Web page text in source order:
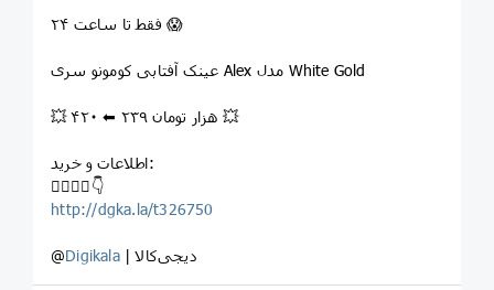
فقط تا ساعت ۲۴ 😱
⁣عينک آفتابی کومونو سری Alex مدل White Gold
💥 ۴۲۰ ⬅ ۲۳۹ هزار تومان 💥
اطلاعات و خرید:
⁣👇🏻👇🏼👇
http://dgka.la/t326750
@Digikala | دیجی‌کالا